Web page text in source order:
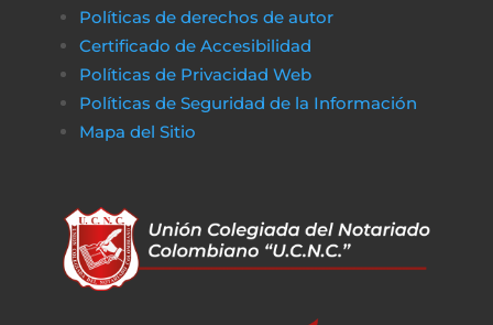
Políticas de derechos de autor
Certificado de Accesibilidad
Políticas de Privacidad Web
Políticas de Seguridad de la Información
Mapa del Sitio